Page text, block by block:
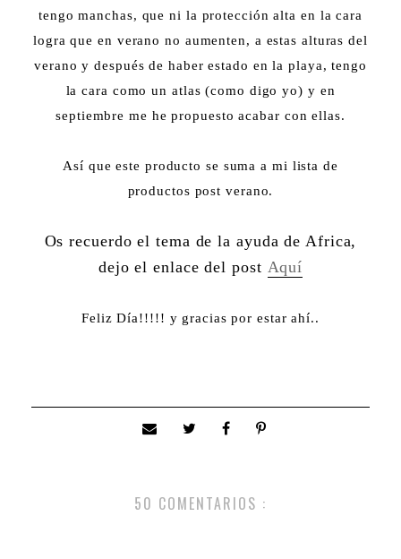
tengo manchas, que ni la protección alta en la cara
logra que en verano no aumenten, a estas alturas del
verano y después de haber estado en la playa, tengo
la cara como un atlas (como digo yo) y en
septiembre me he propuesto acabar con ellas.
Así que este producto se suma a mi lista de
productos post verano.
Os recuerdo el tema de la ayuda de Africa,
dejo el enlace del post Aquí
Feliz Día!!!!! y gracias por estar ahí..
50 COMENTARIOS :